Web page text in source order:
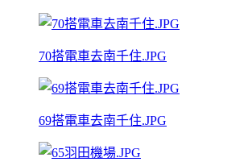
70搭電車去南千住.JPG
69搭電車去南千住.JPG